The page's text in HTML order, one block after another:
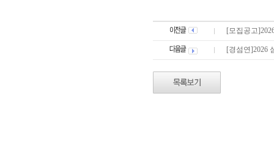
[모집공고
[경섬연]2026